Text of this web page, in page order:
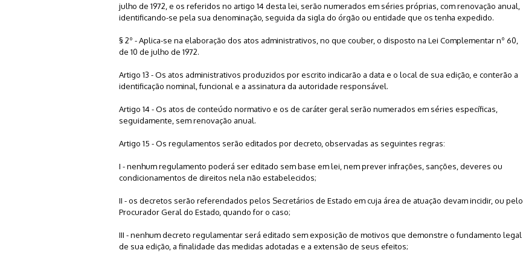
julho de 1972, e os referidos no artigo 14 desta lei, serão numerados em séries próprias, com renovação anual,
identificando-se pela sua denominação, seguida da sigla do órgão ou entidade que os tenha expedido.
§ 2º - Aplica-se na elaboração dos atos administrativos, no que couber, o disposto na Lei Complementar nº 60,
de 10 de julho de 1972.
Artigo 13 - Os atos administrativos produzidos por escrito indicarão a data e o local de sua edição, e conterão a
identificação nominal, funcional e a assinatura da autoridade responsável.
Artigo 14 - Os atos de conteúdo normativo e os de caráter geral serão numerados em séries específicas,
seguidamente, sem renovação anual.
Artigo 15 - Os regulamentos serão editados por decreto, observadas as seguintes regras:
I - nenhum regulamento poderá ser editado sem base em lei, nem prever infrações, sanções, deveres ou
condicionamentos de direitos nela não estabelecidos;
II - os decretos serão referendados pelos Secretários de Estado em cuja área de atuação devam incidir, ou pelo
Procurador Geral do Estado, quando for o caso;
III - nenhum decreto regulamentar será editado sem exposição de motivos que demonstre o fundamento legal
de sua edição, a finalidade das medidas adotadas e a extensão de seus efeitos;